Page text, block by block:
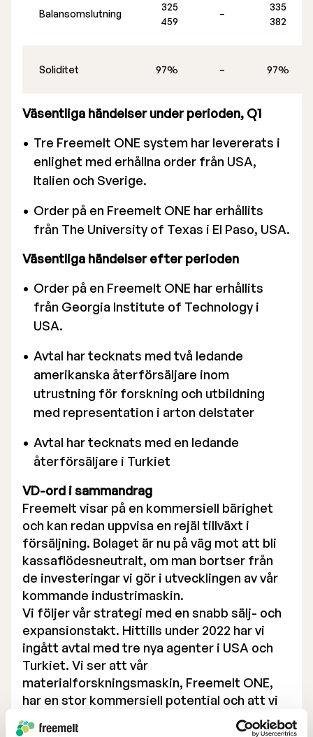
Balansomslutning
325
459
–
335
382
Soliditet 97% – 97%
Väsentliga händelser under perioden, Q1
Tre Freemelt ONE system har levererats i
enlighet med erhållna order från USA,
Italien och Sverige.
Order på en Freemelt ONE har erhållits
från The University of Texas i El Paso, USA.
Väsentliga händelser efter perioden
Order på en Freemelt ONE har erhållits
från Georgia Institute of Technology i
USA.
Avtal har tecknats med två ledande
amerikanska återförsäljare inom
utrustning för forskning och utbildning
med representation i arton delstater
Avtal har tecknats med en ledande
återförsäljare i Turkiet
VD-ord i sammandrag
Freemelt visar på en kommersiell bärighet
och kan redan uppvisa en rejäl tillväxt i
försäljning. Bolaget är nu på väg mot att bli
kassaflödesneutralt, om man bortser från
de investeringar vi gör i utvecklingen av vår
kommande industrimaskin.
Vi följer vår strategi med en snabb sälj- och
expansionstakt. Hittills under 2022 har vi
ingått avtal med tre nya agenter i USA och
Turkiet. Vi ser att vår
materialforskningsmaskin, Freemelt ONE,
har en stor kommersiell potential och att vi
ligger i framkant som leverantör av ett